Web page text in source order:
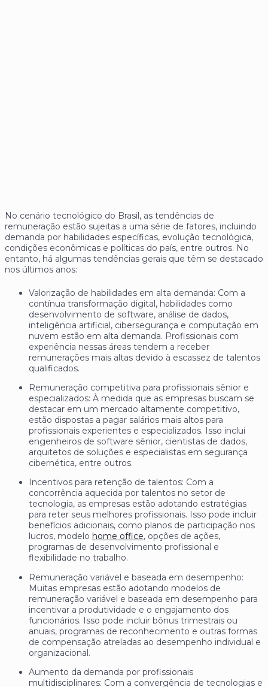
No cenário tecnológico do Brasil, as tendências de
remuneração estão sujeitas a uma série de fatores, incluindo
demanda por habilidades específicas, evolução tecnológica,
condições econômicas e políticas do país, entre outros. No
entanto, há algumas tendências gerais que têm se destacado
nos últimos anos:
Valorização de habilidades em alta demanda: Com a
contínua transformação digital, habilidades como
desenvolvimento de software, análise de dados,
inteligência artificial, cibersegurança e computação em
nuvem estão em alta demanda. Profissionais com
experiência nessas áreas tendem a receber
remunerações mais altas devido à escassez de talentos
qualificados.
Remuneração competitiva para profissionais sênior e
especializados: À medida que as empresas buscam se
destacar em um mercado altamente competitivo,
estão dispostas a pagar salários mais altos para
profissionais experientes e especializados. Isso inclui
engenheiros de software sênior, cientistas de dados,
arquitetos de soluções e especialistas em segurança
cibernética, entre outros.
Incentivos para retenção de talentos: Com a
concorrência aquecida por talentos no setor de
tecnologia, as empresas estão adotando estratégias
para reter seus melhores profissionais. Isso pode incluir
benefícios adicionais, como planos de participação nos
lucros, modelo home office, opções de ações,
programas de desenvolvimento profissional e
flexibilidade no trabalho.
Remuneração variável e baseada em desempenho:
Muitas empresas estão adotando modelos de
remuneração variável e baseada em desempenho para
incentivar a produtividade e o engajamento dos
funcionários. Isso pode incluir bônus trimestrais ou
anuais, programas de reconhecimento e outras formas
de compensação atreladas ao desempenho individual e
organizacional.
Aumento da demanda por profissionais
multidisciplinares: Com a convergência de tecnologias e